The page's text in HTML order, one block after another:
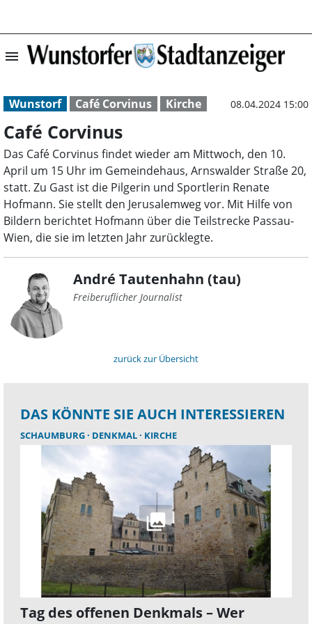
menu Café Corvinus |
Wunstorf Café Corvinus Kirche 08.04.2024 15:00
Café Corvinus
Das Café Corvinus findet wieder am Mittwoch, den 10.
April um 15 Uhr im Gemeindehaus, Arnswalder Straße 20,
statt. Zu Gast ist die Pilgerin und Sportlerin Renate
Hofmann. Sie stellt den Jerusalemweg vor. Mit Hilfe von
Bildern berichtet Hofmann über die Teilstrecke Passau-
Wien, die sie im letzten Jahr zurücklegte.
André Tautenhahn (tau)
Freiberuflicher Journalist
zurück zur Übersicht
DAS KÖNNTE SIE AUCH INTERESSIEREN
SCHAUMBURG DENKMAL KIRCHE
Tag des offenen Denkmals – Wer